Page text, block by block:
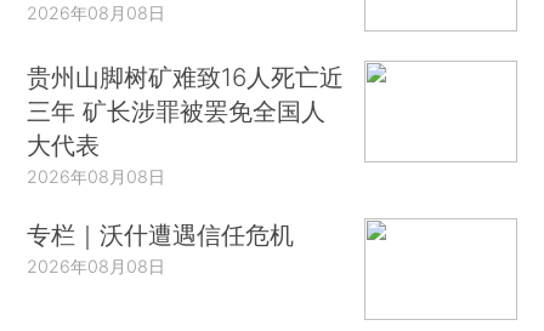
2026年08月08日
贵州山脚树矿难致16人死亡近
三年 矿长涉罪被罢免全国人
大代表
2026年08月08日
专栏｜沃什遭遇信任危机
2026年08月08日